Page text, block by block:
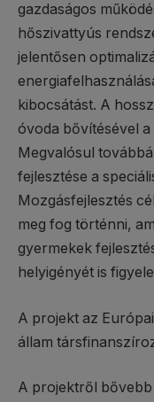
gazdaságos
hőszivattyús
jelentősen
kibocsátást. A
óvoda bővítésével
Megvalósul
fejlesztése a
Mozgásfejlesztés
meg fog történni,
gyermekek
helyigényét is
A projekt az
állam
A projektről